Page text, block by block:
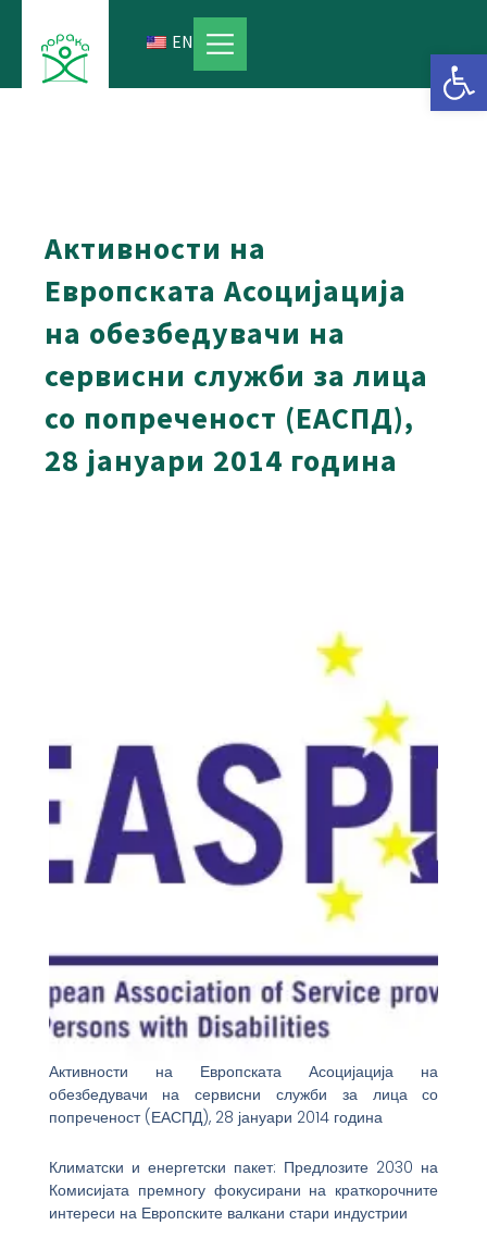
content
EN
Активности на
Европската Асоцијација
на обезбедувачи на
сервисни служби за лица
со попреченост (ЕАСПД),
28 јануари 2014 година
Активности на Европската Асоцијација на
обезбедувачи на сервисни служби за лица со
попреченост (ЕАСПД), 28 јануари 2014 година
Климатски и енергетски пакет: Предлозите 2030 на
Комисијата премногу фокусирани на краткорочните
интереси на Европските валкани стари индустрии